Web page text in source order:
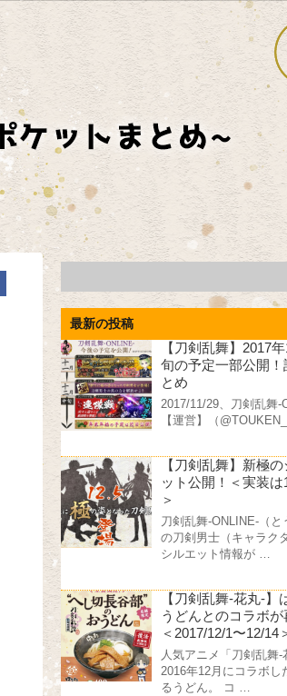
最新の投稿
【刀剣乱舞】2017
旬の予定一部公開！
とめ
2017/11/29、刀剣乱舞-
【運営】（
【刀剣乱舞】新極
ット公開！＜実装は
＞
刀剣乱舞-ONLINE-（と
の刀剣男士（キャラク
シルエット情報が …
【刀剣乱舞-花丸-】
うどんとのコラボが
＜2017/12/1〜12/14
人気アニメ「刀剣乱舞-
2016年12月にコラボし
るうどん。 コ …